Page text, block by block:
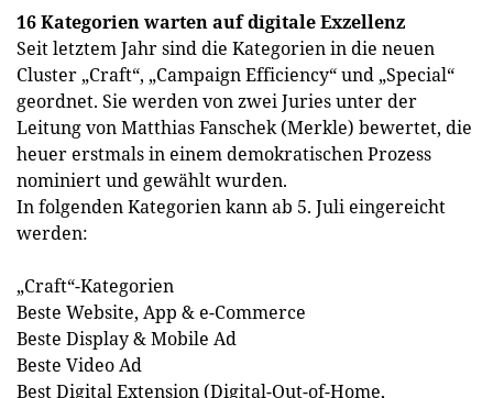
16 Kategorien warten auf digitale Exzellenz
Seit letztem Jahr sind die Kategorien in die neuen
Cluster „Craft“, „Campaign Efficiency“ und „Special“
geordnet. Sie werden von zwei Juries unter der
Leitung von Matthias Fanschek (Merkle) bewertet, die
heuer erstmals in einem demokratischen Prozess
nominiert und gewählt wurden.
In folgenden Kategorien kann ab 5. Juli eingereicht
werden:
„Craft“-Kategorien
Beste Website, App & e-Commerce
Beste Display & Mobile Ad
Beste Video Ad
Best Digital Extension (Digital-Out-of-Home,